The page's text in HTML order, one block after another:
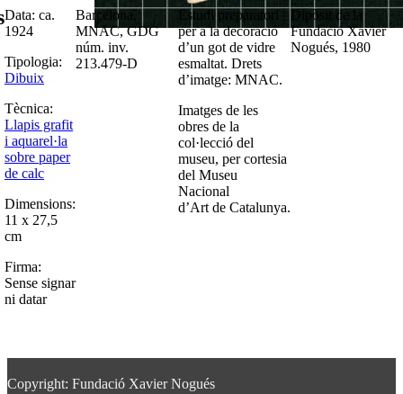
Data: ca.
1924
Tipologia:
Dibuix
Tècnica:
Llapis grafit
i aquarel·la
sobre paper
de calc
Dimensions:
11 x 27,5
cm
Firma:
Sense signar
ni datar
Barcelona,
MNAC, GDG
núm. inv.
213.479-D
Estudi preparatori
per a la decoració
d’un got de vidre
esmaltat. Drets
d’imatge: MNAC.
Imatges de les
obres de la
col·lecció del
museu, per cortesia
del Museu
Nacional
d’Art de Catalunya.
Dipòsit de la
Fundació Xavier
Nogués, 1980
Copyright: Fundació Xavier Nogués